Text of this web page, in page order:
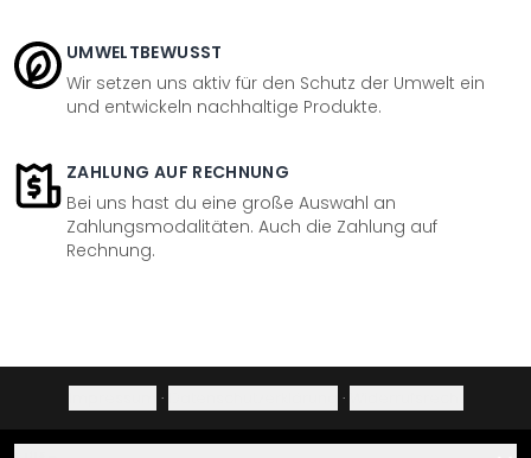
UMWELTBEWUSST
Wir setzen uns aktiv für den Schutz der Umwelt ein
und entwickeln nachhaltige Produkte.
ZAHLUNG AUF RECHNUNG
Bei uns hast du eine große Auswahl an
Zahlungsmodalitäten. Auch die Zahlung auf
Rechnung.
· ·